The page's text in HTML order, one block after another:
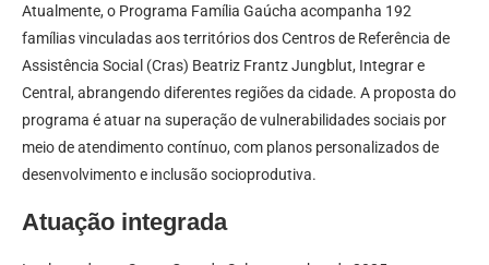
Atualmente, o Programa Família Gaúcha acompanha 192
famílias vinculadas aos territórios dos Centros de Referência de
Assistência Social (Cras) Beatriz Frantz Jungblut, Integrar e
Central, abrangendo diferentes regiões da cidade. A proposta do
programa é atuar na superação de vulnerabilidades sociais por
meio de atendimento contínuo, com planos personalizados de
desenvolvimento e inclusão socioprodutiva.
Atuação integrada